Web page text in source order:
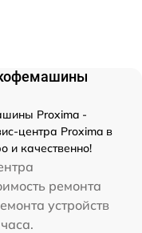
Proxima -
центра Proxima в
и качественно!
ремонта
устройств